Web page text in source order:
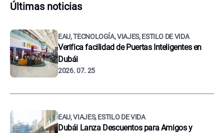
Últimas noticias
EAU, TECNOLOGÍA, VIAJES, ESTILO DE VIDA
Verifica facilidad de Puertas Inteligentes en
Dubái
2026. 07. 25
EAU, VIAJES, ESTILO DE VIDA
Dubái Lanza Descuentos para Amigos y